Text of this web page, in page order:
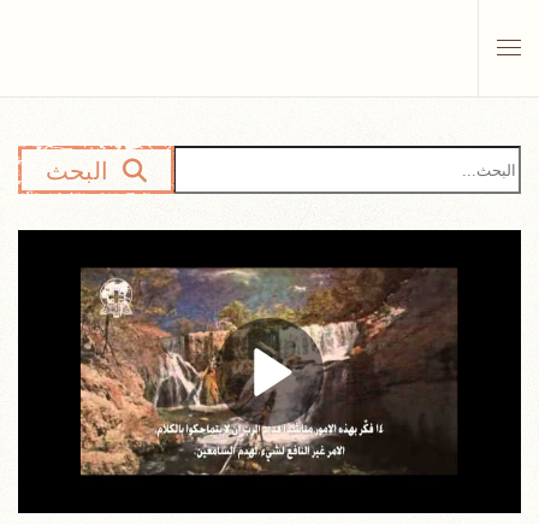
البحث